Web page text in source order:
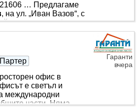
… Предлагаме
, на ул. „Иван Вазов“, с
магазинс офис и
е практично
самостоятелни
възел
Гаранти
вчера
Партер
офис в
е светъл и
международни
части. Няма